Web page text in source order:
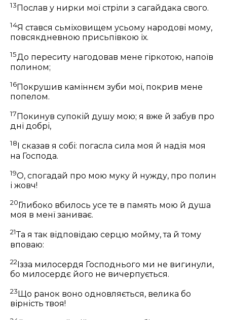
13Послав у нирки мої стріли з сагайдака свого.
14Я стався сьміховищем усьому народові мому,
повсякдневною присьпівкою їх.
15До переситу нагодовав мене гіркотою, напоїв
полином;
16Покрушив каміннєм зуби мої, покрив мене
попелом.
17 Покинув супокій душу мою; я вже й забув про
днї добрі,
18
І сказав я собі: погасла сила моя й надїя моя
на Господа.
19О, спогадай про мою муку й нужду, про полин
і жовч!
20 Глибоко вбилось усе те в память мою й душа
моя в менї заниває.
21Та я так відповідаю серцю мойму, та й тому
вповаю:
22Ізза милосердя Господнього ми не вигинули,
бо милосердє його не вичерпується.
23 Що ранок воно одновляється, велика бо
вірність твоя!